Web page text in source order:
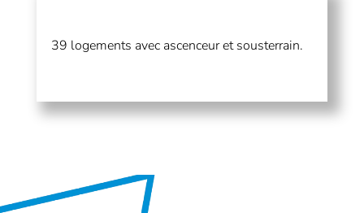
39 logements avec ascenceur et sousterrain.